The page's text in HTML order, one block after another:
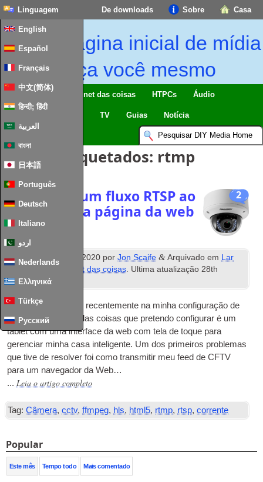
Casa
Sobre
De downloads
Linguagem
English
Español
Français
中文(简体)
हिन्दी; हिंदी
العربية
বাংলা
日本語
Português
Deutsch
Italiano
اردو
Nederlands
Ελληνικά
Türkçe
Русский
Página inicial de mídia
faça você mesmo
Lar inteligente & Internet das coisas HTPCs Áudio
TV Guias Notícia
Artigos Etiquetados: rtmp
2
Incorporar um fluxo RTSP ao
vivo em uma página da web
Publicados 6 Pode 2020 porJon Scaife &Arquivado em Lar
inteligente & Internet das coisas. Ultima atualização28th
January2024
Eu tenho trabalhado recentemente na minha configuração de
smarthome e uma das coisas que pretendo configurar é um
tablet com uma interface da web com tela de toque para
gerenciar minha casa inteligente. Um dos primeiros problemas
que tive de resolver foi como transmitir meu feed de CFTV
para um navegador da Web…
... Leia o artigo completo
Tag: Câmera,cctv,ffmpeg, hls, html5, rtmp, rtsp,corrente
Popular
Este mês Tempo todo Mais comentado